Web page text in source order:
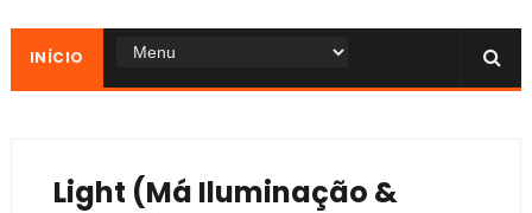
INÍCIO
Light (Má Iluminação &